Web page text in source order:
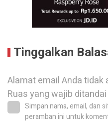
Tinggalkan
Alamat email Anda tidak
Ruas yang wajib ditandai
Simpan nama, email, dan
peramban ini untuk